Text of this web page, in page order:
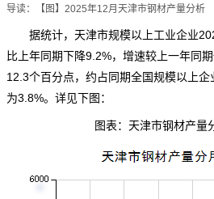
导读：【图】2025年12月天津市钢材产量分析
据统计，天津市规模以上工业企业
比上年同期下降9.2%，增速较上一年同
12.3个百分点，约占同期全国规模以上
为3.8%。详见下图：
图表：天津市钢材产量